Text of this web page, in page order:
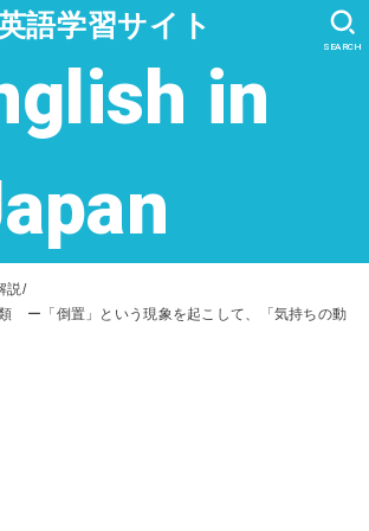
語学習サイト
in
SEARCH
説
類 ー「倒置」という現象を起こして、「気持ちの動